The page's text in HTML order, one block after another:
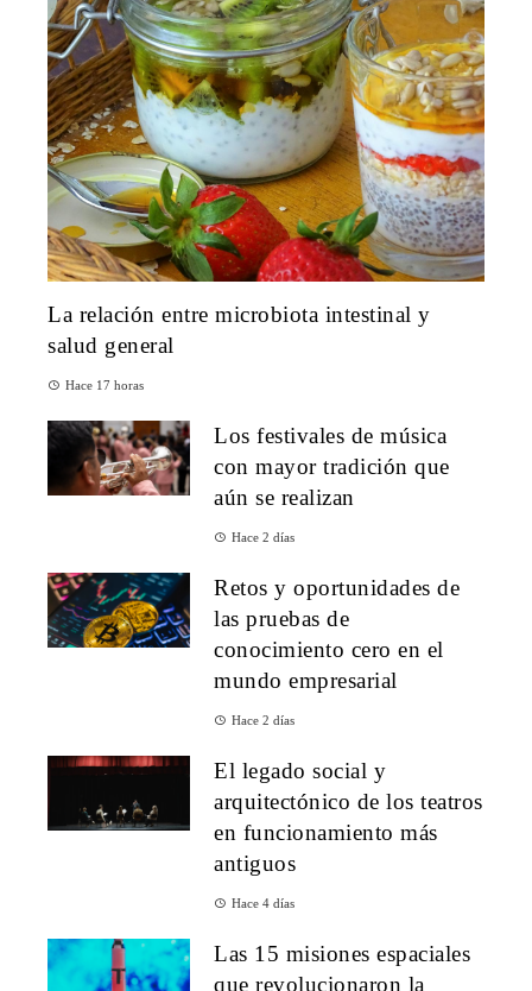
La relación entre microbiota intestinal y
salud general
Hace 17 horas
Los festivales de música
con mayor tradición que
aún se realizan
Hace 2 días
Retos y oportunidades de
las pruebas de
conocimiento cero en el
mundo empresarial
Hace 2 días
El legado social y
arquitectónico de los teatros
en funcionamiento más
antiguos
Hace 4 días
Las 15 misiones espaciales
que revolucionaron la